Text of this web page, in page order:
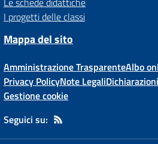
I progetti delle classi
Mappa del sito
Amministrazione TrasparenteAlbo
Privacy PolicyNote Legali
Gestione cookie
Seguici su: